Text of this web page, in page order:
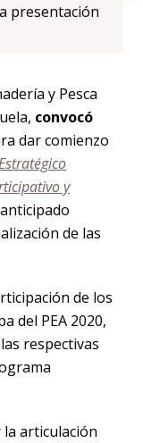
presentación
y Pesca
convocó
dar comienzo
y
de las
de los
del PEA 2020,
respectivas
articulación